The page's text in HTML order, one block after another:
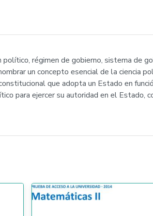
régimen de gobierno, sistema de
un concepto esencial de la ciencia
que adopta un Estado en
para ejercer su autoridad en el Estado,